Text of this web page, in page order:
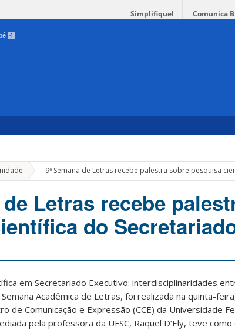
Simplifique! Comunica
4
» 9ª Semana de Letras recebe palestra sobre pesquisa
de Letras recebe
do
em Secretariado Executivo: interdisciplinaridades
Acadêmica de Letras, foi realizada na quinta-
de Comunicação e Expressão (CCE) da Universidade
pela professora da UFSC, Raquel D’Ely, teve